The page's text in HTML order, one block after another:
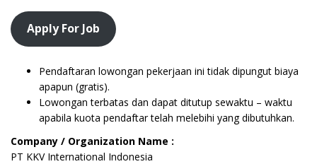
Apply For Job
Pendaftaran lowongan pekerjaan ini tidak dipungut biaya
apapun (gratis).
Lowongan terbatas dan dapat ditutup sewaktu – waktu
apabila kuota pendaftar telah melebihi yang dibutuhkan.
Company / Organization Name :
PT KKV International Indonesia